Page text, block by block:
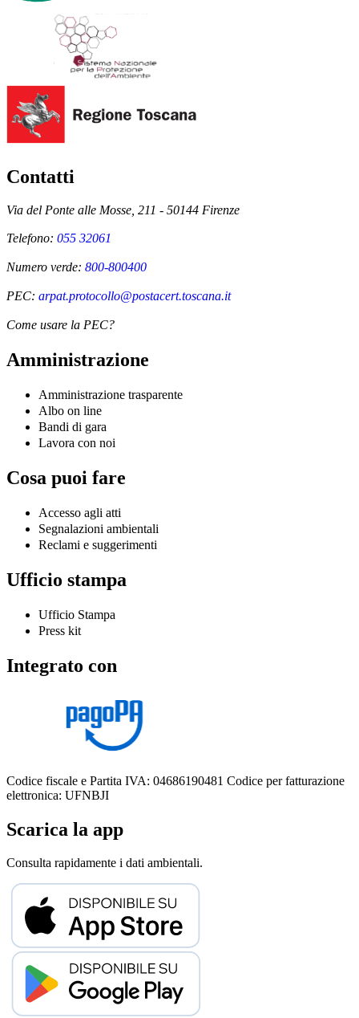
Contatti
Via del Ponte alle Mosse, 211 - 50144 Firenze
Telefono: 055 32061
Numero verde: 800-800400
PEC: arpat.protocollo@postacert.toscana.it
Come usare la PEC?
Amministrazione
Amministrazione trasparente
Albo on line
Bandi di gara
Lavora con noi
Cosa puoi fare
Accesso agli atti
Segnalazioni ambientali
Reclami e suggerimenti
Ufficio stampa
Ufficio Stampa
Press kit
Integrato con
Codice fiscale e Partita IVA: 04686190481 Codice per fatturazione
elettronica: UFNBJI
Scarica la app
Consulta rapidamente i dati ambientali.